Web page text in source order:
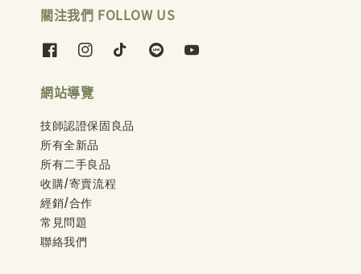
關注我們 FOLLOW US
網站導覽
技師認證保固良品
所有全新品
所有二手良品
收購/寄賣流程
經銷/合作
常見問題
聯絡我們